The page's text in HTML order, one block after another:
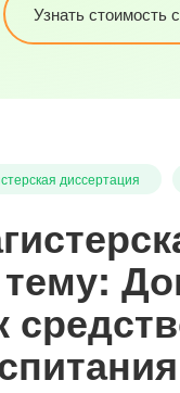
Узнать стоимость
диссертация